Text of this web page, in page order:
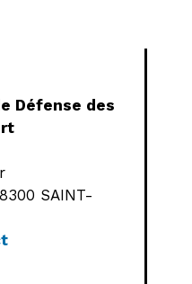
Défense des
SAINT-